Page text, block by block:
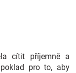
cítit příjemně a
pro to, aby